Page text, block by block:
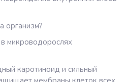
организм?
микроводорослях
каротиноид и сильный